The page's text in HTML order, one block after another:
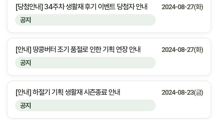
공지
[당첨안내] 34주차 생활재 후기 이벤트 당첨자 안내 2024-08-27(화)
공지
[안내] 땅콩버터 조기 품절로 인한 기획 연장 안내 2024-08-27(화)
공지
[안내] 하절기 기획 생활재 시즌종료 안내 2024-08-23(금)